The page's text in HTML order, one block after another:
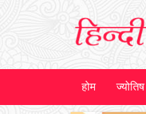
होम ज्योतिष